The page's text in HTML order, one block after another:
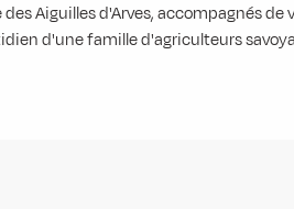
Aiguilles d'Arves, accompagnés de
d'une famille d'agriculteurs